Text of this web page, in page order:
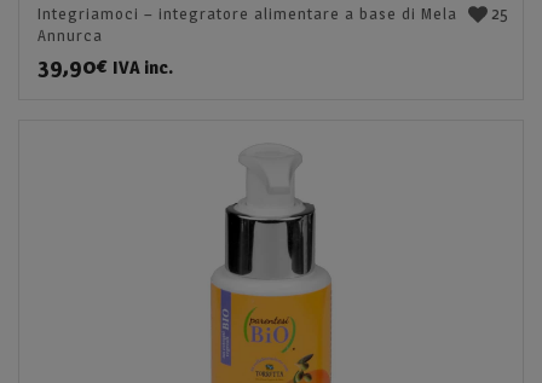
25
Integriamoci – integratore alimentare a base di Mela
Annurca
39,90€ IVA inc.